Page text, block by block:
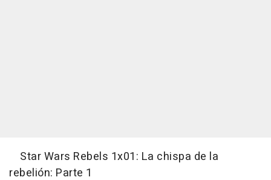
Star Wars Rebels 1x01: La chispa de la
rebelión: Parte 1